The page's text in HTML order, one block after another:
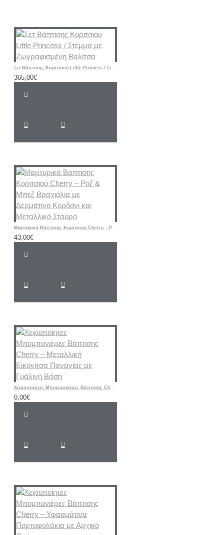
Σετ Βάπτισης Κοριτσιού Little Princess / Στέμμα με Ζωγραφισμένη Βαλίτσα
365,00€
Μαρτυρικά Βάπτισης Κοριτσιού Cherry – Ροζ & Μπεζ Βραχιόλια με Δερμάτινο Κορδόνι και Μεταλλικό Σταυρό
43,00€
Χειροποίητες Μπομπονιέρες Βάπτισης Cherry – Μεταλλική Εικονίτσα Παναγίας με Γυάλινη Βάση
0,00€